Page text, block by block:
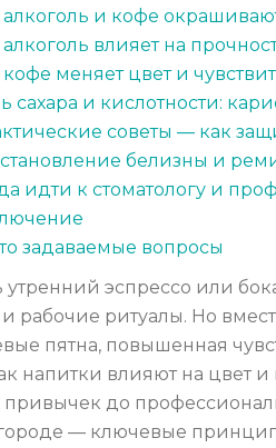
алкоголь и кофе
алкоголь влияет на
кофе меняет цвет и
сахара и кислотности:
советы — как
белизны и
идти к стоматологу и
задаваемые вопросы
эспрессо или
и рабочие ритуалы. Но
пятна, повышенная
напитки влияют на цвет
привычек до
— ключевые